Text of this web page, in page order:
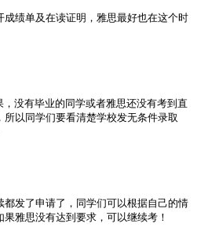
绩单及在读证明，雅思最好也在这个时
没有毕业的同学或者雅思还没有考到直
以同学们要看清楚学校发无条件录取
发了申请了，同学们可以根据自己的情
雅思没有达到要求，可以继续考！